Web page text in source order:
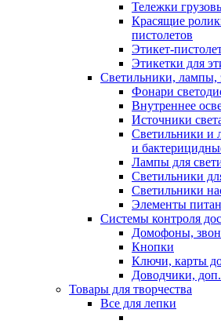
Тележки
Красящие
пистолетов
Этикет-
Этикетки для
Светильники, лампы,
Фонари
Внутреннее
Источники
Светильники и
и
Лампы для
Светильники
Светильники
Элементы
Системы контроля
Домофоны,
Кнопки
Ключи, карты
Доводчики,
Товары для творчества
Все для лепки